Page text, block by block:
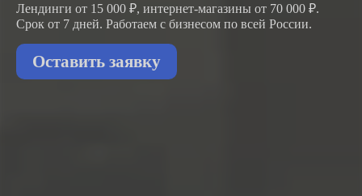
Лендинги от 15 000 ₽, интернет-магазины от 70 000 ₽.
Срок от 7 дней. Работаем с бизнесом по всей России.
Оставить заявку